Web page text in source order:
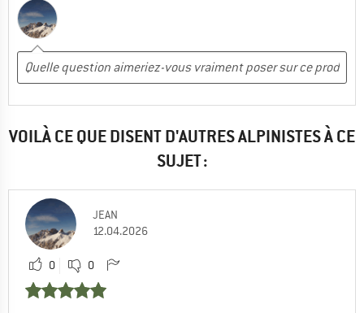
VOILÀ CE QUE DISENT D'AUTRES ALPINISTES À CE
SUJET :
JEAN
12.04.2026
0 0